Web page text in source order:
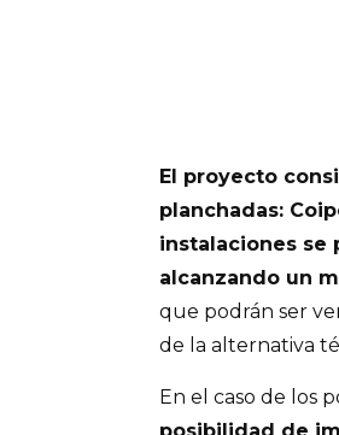
El proyecto
planchadas:
instalaciones se
alcanzando un
que podrán ser
de la alternativa
En el caso de los
posibilidad de